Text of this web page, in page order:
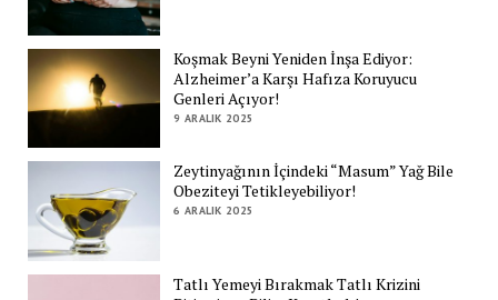
Koşmak Beyni Yeniden İnşa Ediyor:
Alzheimer’a Karşı Hafıza Koruyucu
Genleri Açıyor!
9 ARALIK 2025
Zeytinyağının İçindeki “Masum” Yağ Bile
Obeziteyi Tetikleyebiliyor!
6 ARALIK 2025
Tatlı Yemeyi Bırakmak Tatlı Krizini